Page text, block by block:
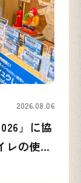
2026.08.06
」に協
レの使い